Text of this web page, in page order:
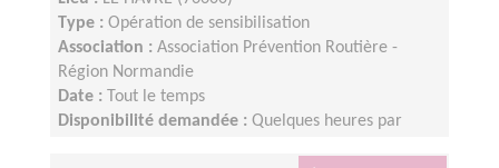
Type : Opération de sensibilisation
Association : Association Prévention Routière -
Région Normandie
Date :
Tout le temps
Disponibilité demandée : Quelques heures par